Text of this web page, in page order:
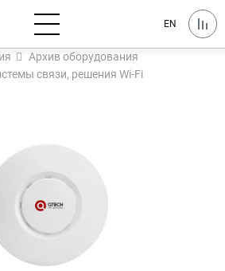
EN
Архив оборудования
связи, решения Wi-Fi